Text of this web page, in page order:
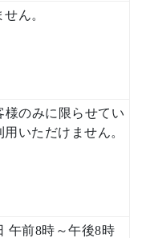
ん。
様のみに限らせてい
いただけません。
午前8時～午後8時